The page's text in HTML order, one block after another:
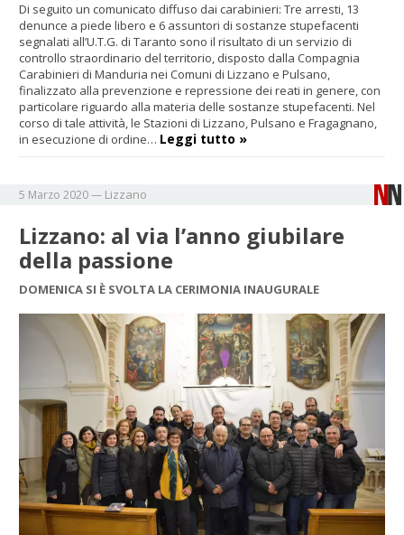
Di seguito un comunicato diffuso dai carabinieri: Tre arresti, 13
denunce a piede libero e 6 assuntori di sostanze stupefacenti
segnalati all’U.T.G. di Taranto sono il risultato di un servizio di
controllo straordinario del territorio, disposto dalla Compagnia
Carabinieri di Manduria nei Comuni di Lizzano e Pulsano,
finalizzato alla prevenzione e repressione dei reati in genere, con
particolare riguardo alla materia delle sostanze stupefacenti. Nel
corso di tale attività, le Stazioni di Lizzano, Pulsano e Fragagnano,
in esecuzione di ordine… Leggi tutto »
5 Marzo 2020— Lizzano
Lizzano: al via l’anno giubilare
della passione
DOMENICA SI È SVOLTA LA CERIMONIA INAUGURALE